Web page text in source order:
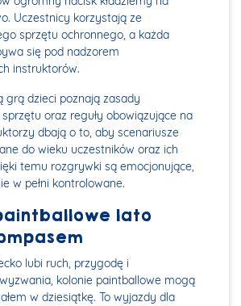
Uczestnicy korzystają ze
sprzętu ochronnego, a każda
się pod nadzorem
instruktorów.
grą dzieci poznają zasady
oraz reguły obowiązujące na
dbają o to, aby scenariusze
do wieku uczestników oraz ich
temu rozgrywki są emocjonujące,
w pełni kontrolowane.
lato
lubi ruch, przygodę i
kolonie paintballowe mogą
w dziesiątkę. To wyjazdy dla